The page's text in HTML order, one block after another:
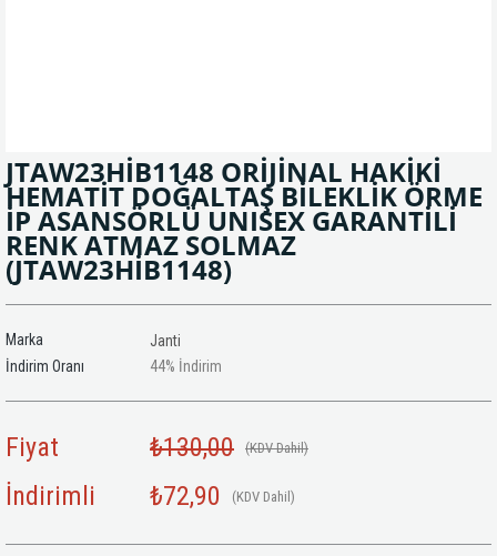
JTAW23HİB1148 ORİJİNAL HAKİKİ
HEMATİT DOĞALTAŞ BİLEKLİK ÖRME
İP ASANSÖRLÜ UNISEX GARANTİLİ
RENK ATMAZ SOLMAZ
(JTAW23HİB1148)
Marka
Janti
İndirim Oranı
%
44 İndirim
Fiyat ₺130,00 (KDV Dahil)
İndirimli ₺72,90 (KDV Dahil)